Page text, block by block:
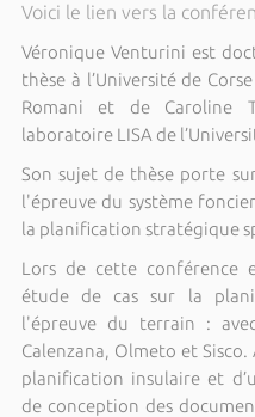
Voici le lien vers la
Véronique Venturini est
thèse à l’Université de
Romani et de Caroline
laboratoire LISA de
Son sujet de thèse porte
l'épreuve du système
la planification stratégique
Lors de cette conférence
étude de cas sur la
l'épreuve du terrain :
Calenzana, Olmeto et Sisco.
planification insulaire et
de conception des